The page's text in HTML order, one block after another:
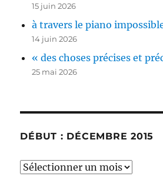
15 juin 2026
à travers le piano
14 juin 2026
« des choses précises et
25 mai 2026
DÉBUT : DÉCEMBRE 2015
début